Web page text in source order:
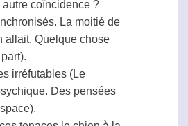
autre coïncidence ?
La moitié de
allait. Quelque chose
irréfutables (Le
Des pensées